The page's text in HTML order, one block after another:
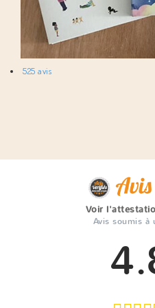
525 avis
Voir
Avis soumis à